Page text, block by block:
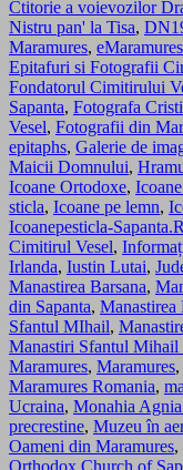
Ctitorie a voievozilor
Nistru pan' la Tisa,
Maramures, eMaramures
Epitafuri si Fotografii
Fondatorul Cimitirului
Sapanta, Fotografa
Vesel, Fotografii din
epitaphs, Galerie de
Maicii Domnului,
Icoane Ortodoxe,
sticla, Icoane pe lemn,
Icoanepesticla-
Cimitirul Vesel,
Irlanda, Iustin Lutai,
Manastirea Barsana,
din Sapanta, Manastirea
Sfantul MIhail,
Manastiri Sfantul Mihail
Maramures, Maramures,
Maramures Romania,
Ucraina, Monahia
precrestine, Muzeu în
Oameni din Maramures,
Orthodox Church of